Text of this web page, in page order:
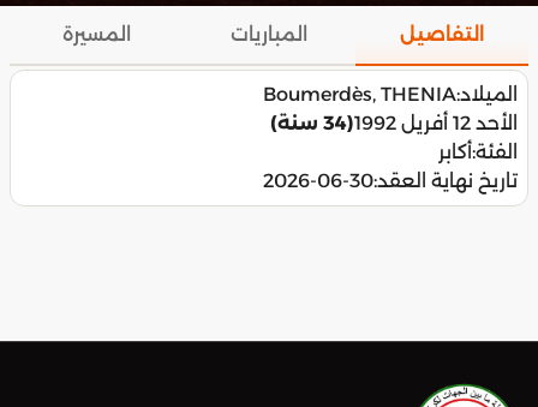
التفاصيل المباريات المسيرة
الميلاد:Boumerdès, THENIA
الأحد 12 أفريل 1992
(34 سنة)
الفئة:أكابر
تاريخ نهاية العقد:2026-06-30